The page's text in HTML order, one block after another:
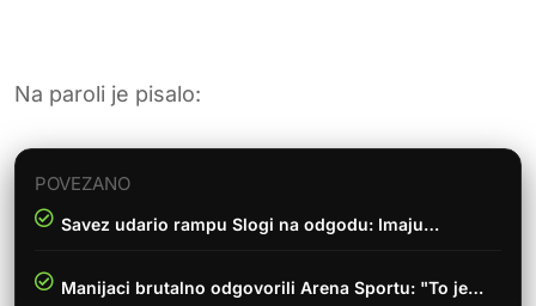
Na paroli je pisalo:
POVEZANO
Savez udario rampu Slogi na odgodu: Imaju…
Manijaci brutalno odgovorili Arena Sportu: "To je…